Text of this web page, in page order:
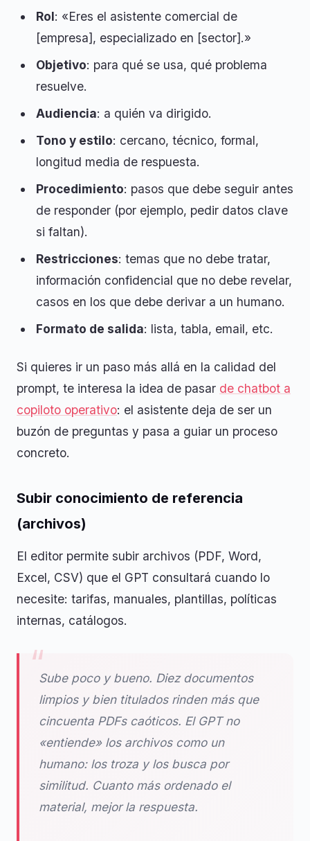
Rol: «Eres el asistente comercial de
[empresa], especializado en [sector].»
Objetivo: para qué se usa, qué problema
resuelve.
Audiencia: a quién va dirigido.
Tono y estilo: cercano, técnico, formal,
longitud media de respuesta.
Procedimiento: pasos que debe seguir antes
de responder (por ejemplo, pedir datos clave
si faltan).
Restricciones: temas que no debe tratar,
información confidencial que no debe revelar,
casos en los que debe derivar a un humano.
Formato de salida: lista, tabla, email, etc.
Si quieres ir un paso más allá en la calidad del
prompt, te interesa la idea de pasar de chatbot a
copiloto operativo: el asistente deja de ser un
buzón de preguntas y pasa a guiar un proceso
concreto.
Subir conocimiento de referencia
(archivos)
El editor permite subir archivos (PDF, Word,
Excel, CSV) que el GPT consultará cuando lo
necesite: tarifas, manuales, plantillas, políticas
internas, catálogos.
Sube poco y bueno. Diez documentos
limpios y bien titulados rinden más que
cincuenta PDFs caóticos. El GPT no
«entiende» los archivos como un
humano: los troza y los busca por
similitud. Cuanto más ordenado el
material, mejor la respuesta.